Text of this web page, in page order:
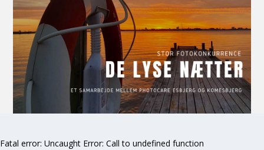
Fatal error: Uncaught Error: Call to undefined function